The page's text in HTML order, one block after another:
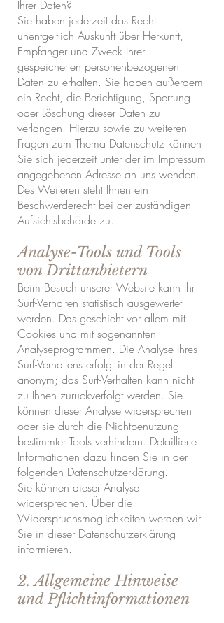
Ihrer Daten?
Sie haben jederzeit das Recht
unentgeltlich Auskunft über Herkunft,
Empfänger und Zweck Ihrer
gespeicherten personenbezogenen
Daten zu erhalten. Sie haben außerdem
ein Recht, die Berichtigung, Sperrung
oder Löschung dieser Daten zu
verlangen. Hierzu sowie zu weiteren
Fragen zum Thema Datenschutz können
Sie sich jederzeit unter der im Impressum
angegebenen Adresse an uns wenden.
Des Weiteren steht Ihnen ein
Beschwerderecht bei der zuständigen
Aufsichtsbehörde zu.
Analyse-Tools und Tools
von Drittanbietern
Beim Besuch unserer Website kann Ihr
Surf-Verhalten statistisch ausgewertet
werden. Das geschieht vor allem mit
Cookies und mit sogenannten
Analyseprogrammen. Die Analyse Ihres
Surf-Verhaltens erfolgt in der Regel
anonym; das Surf-Verhalten kann nicht
zu Ihnen zurückverfolgt werden. Sie
können dieser Analyse widersprechen
oder sie durch die Nichtbenutzung
bestimmter Tools verhindern. Detaillierte
Informationen dazu finden Sie in der
folgenden Datenschutzerklärung.
Sie können dieser Analyse
widersprechen. Über die
Widerspruchsmöglichkeiten werden wir
Sie in dieser Datenschutzerklärung
informieren.
2. Allgemeine Hinweise
und Pflichtinformationen